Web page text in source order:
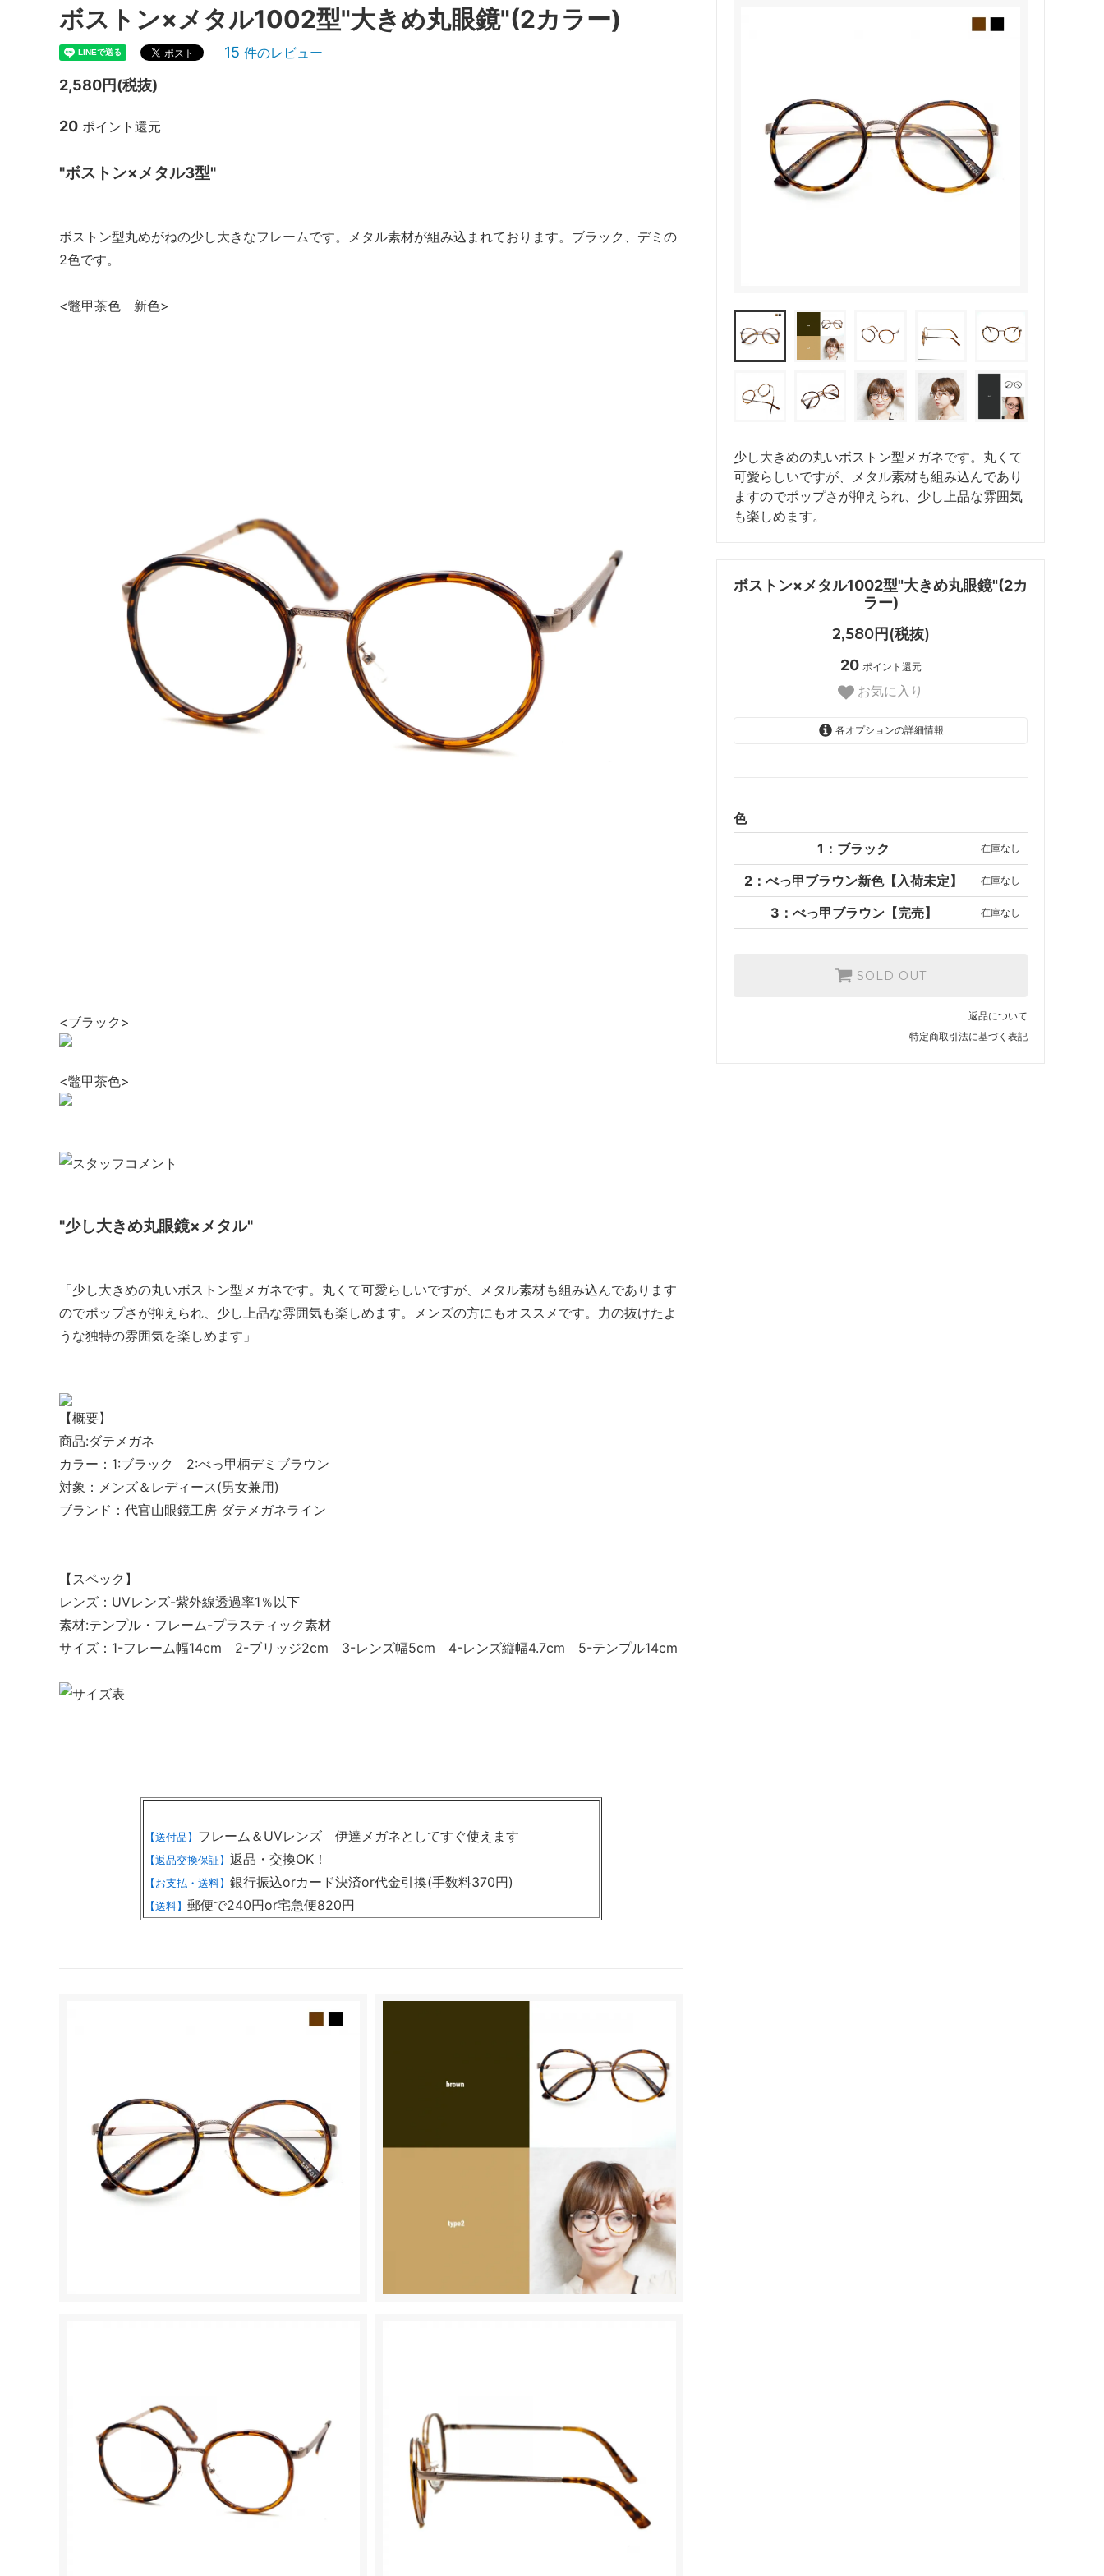
少し大きめの丸いボストン型メガネです。丸くて
可愛らしいですが、メタル素材も組み込んであり
ますのでポップさが抑えられ、少し上品な雰囲気
も楽しめます。
ボストン×メタル1002型"大きめ丸眼鏡"(2カ
ラー)
2,580円(税抜)
20 ポイント還元
お気に入り
各オプションの詳細情報
3：べっ甲ブラウン【完売】
SOLD OUT
色
1：ブラック
在庫なし
2：べっ甲ブラウン新色【入荷未定】 在庫なし
3：べっ甲ブラウン【完売】 在庫なし
SOLD OUT
返品について
特定商取引法に基づく表記
ボストン×メタル1002型"大きめ丸眼鏡"(2カラー)
15 件のレビュー
2,580円(税抜)
20 ポイント還元
"ボストン×メタル3型"
ボストン型丸めがねの少し大きなフレームです。メタル素材が組み込まれております。ブラック、デミの
2色です。
<鼈甲茶色 新色>
<ブラック>
<鼈甲茶色>
"少し大きめ丸眼鏡×メタル"
「少し大きめの丸いボストン型メガネです。丸くて可愛らしいですが、メタル素材も組み込んであります
のでポップさが抑えられ、少し上品な雰囲気も楽しめます。メンズの方にもオススメです。力の抜けたよ
うな独特の雰囲気を楽しめます」
【概要】
商品:ダテメガネ
カラー：1:ブラック 2:べっ甲柄デミブラウン
対象：メンズ＆レディース(男女兼用)
ブランド：代官山眼鏡工房 ダテメガネライン
【スペック】
レンズ：UVレンズ-紫外線透過率1％以下
素材:テンプル・フレーム-プラスティック素材
サイズ：1-フレーム幅14cm 2-ブリッジ2cm 3-レンズ幅5cm 4-レンズ縦幅4.7cm 5-テンプル14cm
【送付品】 フレーム＆UVレンズ 伊達メガネとしてすぐ使えます
【返品交換保証】 返品・交換OK！
【お支払・送料】 銀行振込orカード決済or代金引換(手数料370円)
【送料】 郵便で240円or宅急便820円